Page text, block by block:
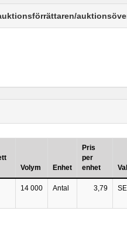
Volym Enhet
Pris
per
enhet
14 000 Antal 3,79